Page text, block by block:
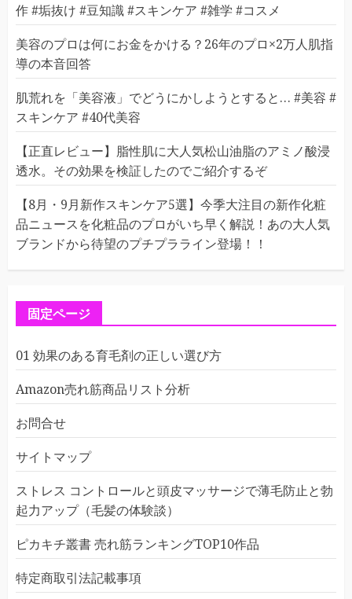
作 #垢抜け #豆知識 #スキンケア #雑学 #コスメ
美容のプロは何にお金をかける？26年のプロ×2万人肌指
導の本音回答
肌荒れを「美容液」でどうにかしようとすると… #美容 #
スキンケア #40代美容
【正直レビュー】脂性肌に大人気松山油脂のアミノ酸浸
透水。その効果を検証したのでご紹介するぞ
【8月・9月新作スキンケア5選】今季大注目の新作化粧
品ニュースを化粧品のプロがいち早く解説！あの大人気
ブランドから待望のプチプラライン登場！！
固定ページ
01 効果のある育毛剤の正しい選び方
Amazon売れ筋商品リスト分析
お問合せ
サイトマップ
ストレス コントロールと頭皮マッサージで薄毛防止と勃
起力アップ（毛髪の体験談）
ピカキチ叢書 売れ筋ランキングTOP10作品
特定商取引法記載事項